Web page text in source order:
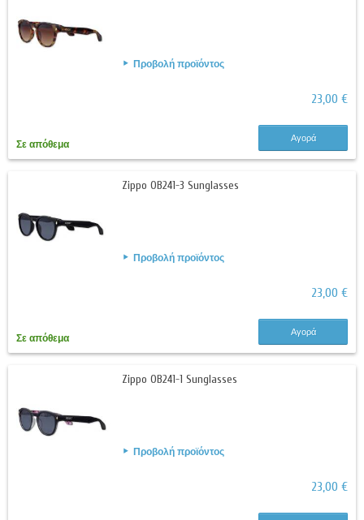
Προβολή προϊόντος
23,00 €
Σε απόθεμα
Αγορά
Zippo OB241-3 Sunglasses
Προβολή προϊόντος
23,00 €
Σε απόθεμα
Αγορά
Zippo OB241-1 Sunglasses
Προβολή προϊόντος
23,00 €